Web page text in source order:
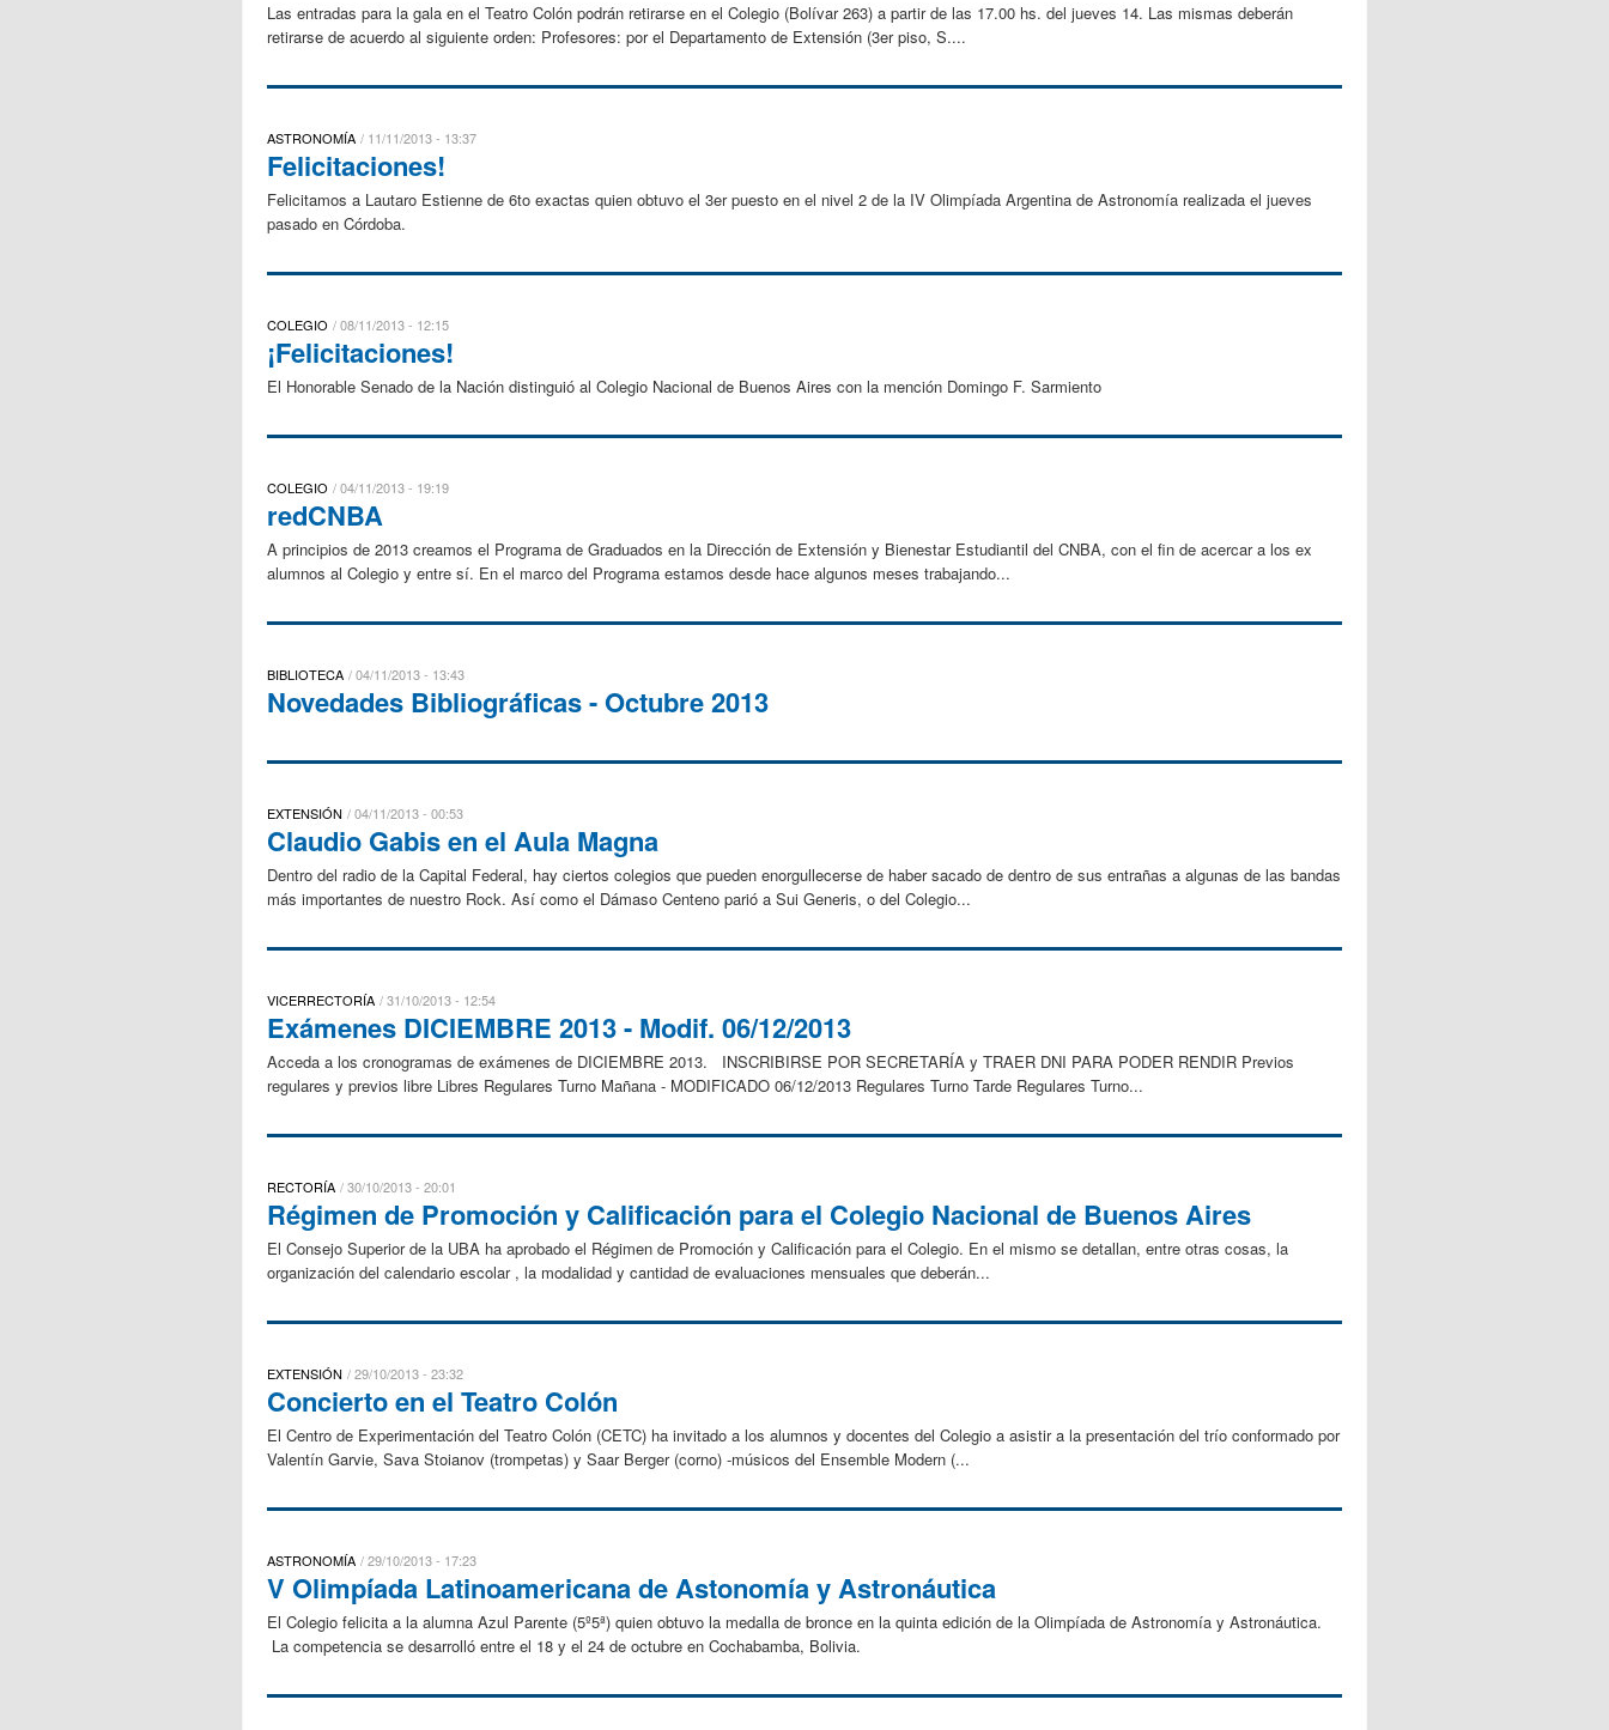
Las entradas para la gala en el Teatro Colón podrán retirarse en el Colegio (Bolívar 263) a partir de las 17.00 hs. del jueves 14. Las mismas deberán
retirarse de acuerdo al siguiente orden: Profesores: por el Departamento de Extensión (3er piso, S....
ASTRONOMÍA 11/11/2013 - 13:37
Felicitaciones!
Felicitamos a Lautaro Estienne de 6to exactas quien obtuvo el 3er puesto en el nivel 2 de la IV Olimpíada Argentina de Astronomía realizada el jueves
pasado en Córdoba.
COLEGIO 08/11/2013 - 12:15
¡Felicitaciones!
El Honorable Senado de la Nación distinguió al Colegio Nacional de Buenos Aires con la mención Domingo F. Sarmiento
COLEGIO 04/11/2013 - 19:19
redCNBA
A principios de 2013 creamos el Programa de Graduados en la Dirección de Extensión y Bienestar Estudiantil del CNBA, con el fin de acercar a los ex
alumnos al Colegio y entre sí. En el marco del Programa estamos desde hace algunos meses trabajando...
BIBLIOTECA 04/11/2013 - 13:43
Novedades Bibliográficas - Octubre 2013
EXTENSIÓN 04/11/2013 - 00:53
Claudio Gabis en el Aula Magna
Dentro del radio de la Capital Federal, hay ciertos colegios que pueden enorgullecerse de haber sacado de dentro de sus entrañas a algunas de las bandas
más importantes de nuestro Rock. Así como el Dámaso Centeno parió a Sui Generis, o del Colegio...
VICERRECTORÍA 31/10/2013 - 12:54
Exámenes DICIEMBRE 2013 - Modif. 06/12/2013
Acceda a los cronogramas de exámenes de DICIEMBRE 2013. INSCRIBIRSE POR SECRETARÍA y TRAER DNI PARA PODER RENDIR Previos
regulares y previos libre Libres Regulares Turno Mañana - MODIFICADO 06/12/2013 Regulares Turno Tarde Regulares Turno...
RECTORÍA 30/10/2013 - 20:01
Régimen de Promoción y Calificación para el Colegio Nacional de Buenos Aires
El Consejo Superior de la UBA ha aprobado el Régimen de Promoción y Calificación para el Colegio. En el mismo se detallan, entre otras cosas, la
organización del calendario escolar , la modalidad y cantidad de evaluaciones mensuales que deberán...
EXTENSIÓN 29/10/2013 - 23:32
Concierto en el Teatro Colón
El Centro de Experimentación del Teatro Colón (CETC) ha invitado a los alumnos y docentes del Colegio a asistir a la presentación del trío conformado por
Valentín Garvie, Sava Stoianov (trompetas) y Saar Berger (corno) -músicos del Ensemble Modern (...
ASTRONOMÍA 29/10/2013 - 17:23
V Olimpíada Latinoamericana de Astonomía y Astronáutica
El Colegio felicita a la alumna Azul Parente (5º5ª) quien obtuvo la medalla de bronce en la quinta edición de la Olimpíada de Astronomía y Astronáutica.
La competencia se desarrolló entre el 18 y el 24 de octubre en Cochabamba, Bolivia.